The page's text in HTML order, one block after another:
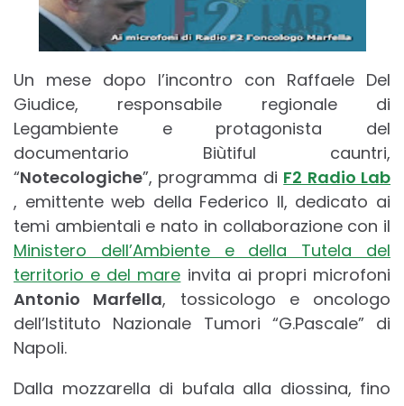
Un mese dopo l’incontro con Raffaele Del
Giudice, responsabile regionale di
Legambiente e protagonista del
documentario Biùtiful cauntri,
“Notecologiche”, programma di F2 Radio Lab
, emittente web della Federico II, dedicato ai
temi ambientali e nato in collaborazione con il
Ministero dell’Ambiente e della Tutela del
territorio e del mare invita ai propri microfoni
Antonio Marfella, tossicologo e oncologo
dell’Istituto Nazionale Tumori “G.Pascale” di
Napoli.
Dalla mozzarella di bufala alla diossina, fino